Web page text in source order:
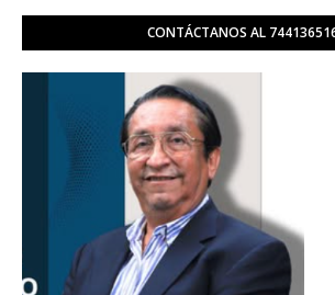
CONTÁCTANOS AL